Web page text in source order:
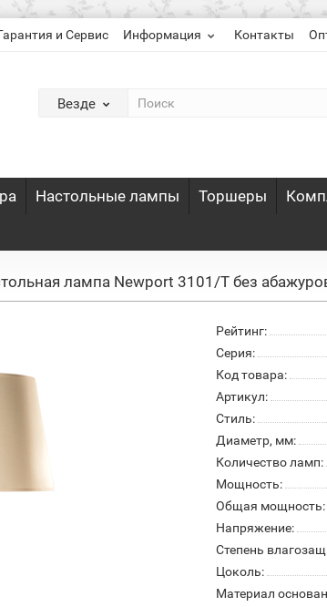
и Сервис Информация Контакты
Везде
Настольные лампы Торшеры
лампа Newport 3101/T без
Рейтинг:
Серия:
Код товара:
Артикул:
Стиль:
Диаметр, мм:
Количество ламп:
Мощность:
Общая мощность:
Напряжение:
Степень
Цоколь:
Материал